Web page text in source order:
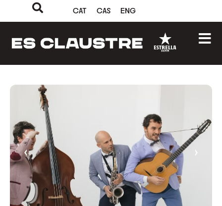
CAT CAS ENG
‹ ›